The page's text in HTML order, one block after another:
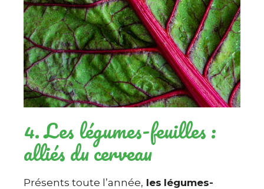
4. Les légumes-feuilles :
alliés du cerveau
Présents toute l’année, les légumes-